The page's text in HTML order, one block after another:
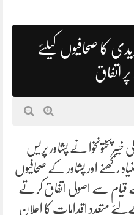
کا صحافیوں کیلئے
اتفاق
نے پشاور پریس
رکھنے اور پشاور کے صحافیوں
سے اصولی اتفاق کرتے
متعدد اقدامات کا اعلان